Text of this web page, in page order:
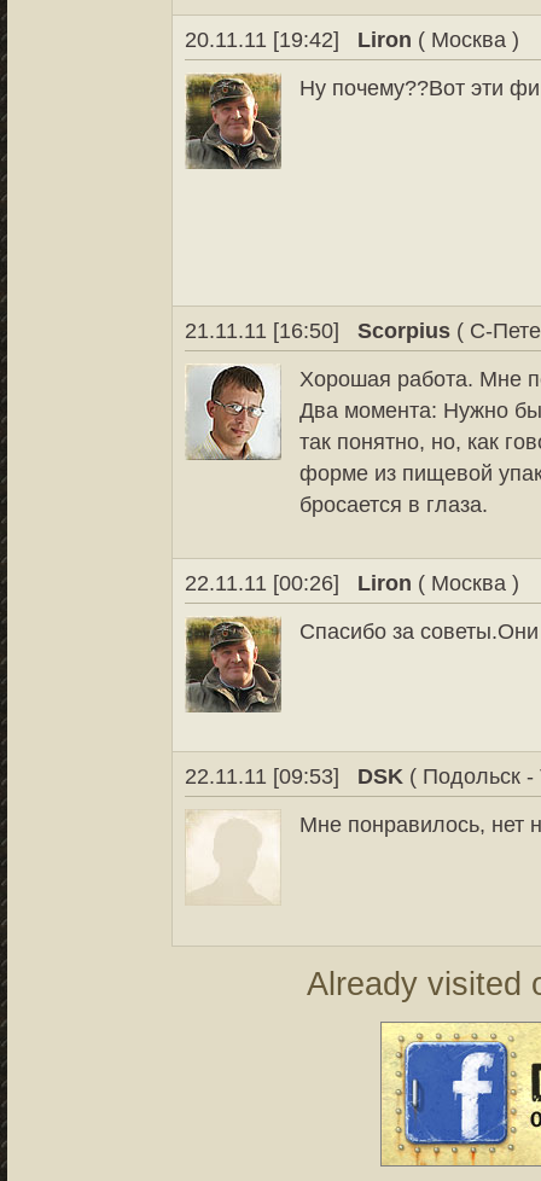
20.11.11 [19:42] Liron ( Москва )
Ну почему??Вот эти
21.11.11 [16:50] Scorpius ( С-
Хорошая работа. Мне
Два момента: Нужно
так понятно, но, как
форме из пищевой
бросается в глаза.
22.11.11 [00:26] Liron ( Москва )
Спасибо за
22.11.11 [09:53] DSK ( Подольск -
Мне понравилось, нет
Already visited